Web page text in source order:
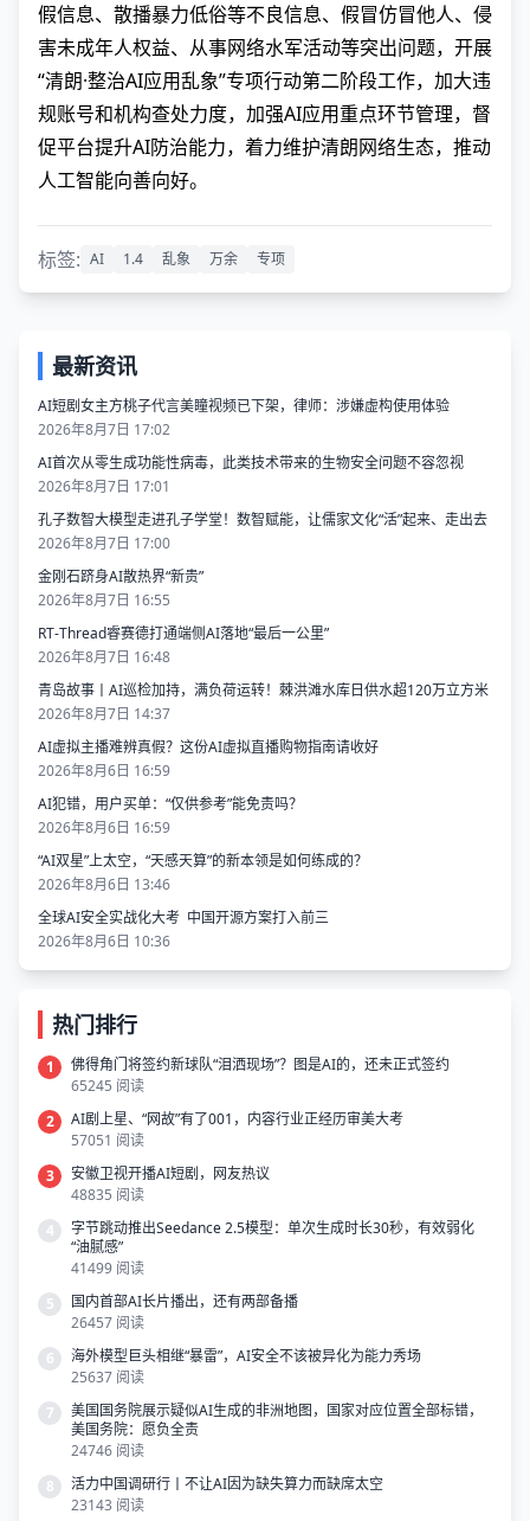
假信息、散播暴力低俗等不良信息、假冒仿冒他人、侵
害未成年人权益、从事网络水军活动等突出问题，开展
“清朗·整治AI应用乱象”专项行动第二阶段工作，加大违
规账号和机构查处力度，加强AI应用重点环节管理，督
促平台提升AI防治能力，着力维护清朗网络生态，推动
人工智能向善向好。
标签: AI 1.4 乱象 万余 专项
最新资讯
AI短剧女主方桃子代言美瞳视频已下架，律师：涉嫌虚构使用体验
2026年8月7日 17:02
AI首次从零生成功能性病毒，​此类技术带来的生物安全问题不容忽视
2026年8月7日 17:01
孔子数智大模型走进孔子学堂！数智赋能，让儒家文化“活”起来、走出去
2026年8月7日 17:00
金刚石跻身AI散热界“新贵”
2026年8月7日 16:55
RT-Thread睿赛德打通端侧AI落地“最后一公里”
2026年8月7日 16:48
青岛故事丨AI巡检加持，满负荷运转！棘洪滩水库日供水超120万立方米
2026年8月7日 14:37
AI虚拟主播难辨真假？这份AI虚拟直播购物指南请收好
2026年8月6日 16:59
AI犯错，用户买单：“仅供参考”能免责吗？
2026年8月6日 16:59
“AI双星”上太空，“天感天算”的新本领是如何练成的？
2026年8月6日 13:46
全球AI安全实战化大考 中国开源方案打入前三
2026年8月6日 10:36
热门排行
1
佛得角门将签约新球队“泪洒现场”？图是AI的，还未正式签约
65245 阅读
2
AI剧上星、“网故”有了001，内容行业正经历审美大考
57051 阅读
3
安徽卫视开播AI短剧，网友热议
48835 阅读
4
字节跳动推出Seedance 2.5模型：单次生成时长30秒，有效弱化
“油腻感”
41499 阅读
5
国内首部AI长片播出，还有两部备播
26457 阅读
6
海外模型巨头相继“暴雷”，AI安全不该被异化为能力秀场
25637 阅读
7
美国国务院展示疑似AI生成的非洲地图，国家对应位置全部标错，
美国务院：愿负全责
24746 阅读
8
活力中国调研行丨不让AI因为缺失算力而缺席太空
23143 阅读